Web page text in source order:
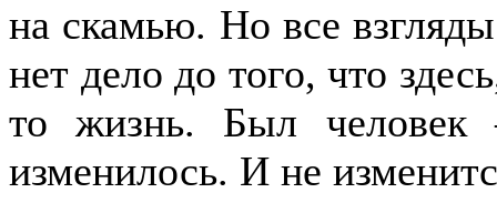
на скамью. Но все
нет дело до того, что
то жизнь. Был человек
изменилось. И не